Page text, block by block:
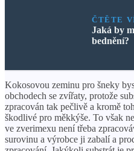
ČTĚTE
Jaká by
bednění?
Kokosovou zeminu pro šneky
obchodech se zvířaty, protože
zpracován tak pečlivě a kromě
škodlivé pro měkkýše. To však
ve zverimexu není třeba
surovinu a výrobce ji zabalí a